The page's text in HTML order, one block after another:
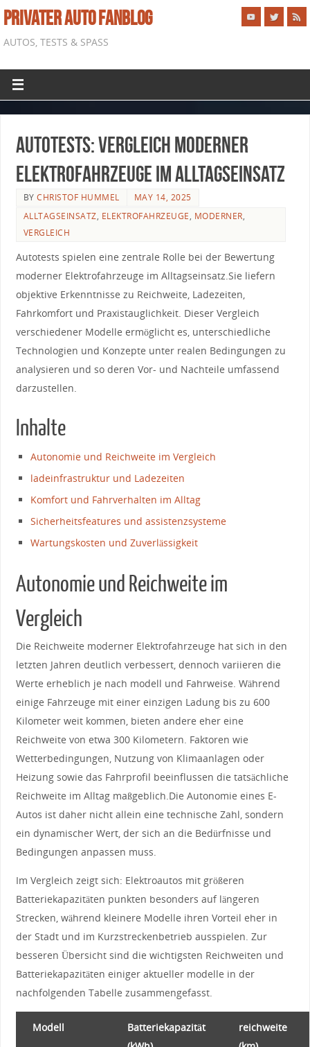
PRIVATER AUTO FANBLOG
AUTOS, TESTS & SPASS
Autotests: Vergleich moderner
Elektrofahrzeuge im Alltagseinsatz
BYCHRISTOF HUMMEL
MAY 14, 2025
ALLTAGSEINSATZ, ELEKTROFAHRZEUGE, MODERNER,
VERGLEICH
Autotests spielen‍ eine zentrale ‌Rolle bei der Bewertung
moderner Elektrofahrzeuge im Alltagseinsatz.Sie⁣ liefern
objektive Erkenntnisse zu⁣ Reichweite, Ladezeiten,
Fahrkomfort‍ und Praxistauglichkeit.‌ Dieser Vergleich
verschiedener Modelle ermöglicht es, unterschiedliche
Technologien und Konzepte unter realen ‌Bedingungen zu
analysieren und so deren Vor- ⁤und Nachteile​ umfassend
darzustellen.
Inhalte
Autonomie und Reichweite im ⁤Vergleich
ladeinfrastruktur und‍ Ladezeiten
Komfort​ und Fahrverhalten im Alltag
Sicherheitsfeatures und assistenzsysteme
Wartungskosten⁣ und Zuverlässigkeit
Autonomie⁣ und ‌Reichweite im
Vergleich
Die⁢ Reichweite moderner Elektrofahrzeuge​ hat ⁢sich in den ​
letzten ⁢Jahren deutlich verbessert, dennoch variieren die
‌Werte erheblich⁤ je nach modell und Fahrweise. ‍Während⁢
einige ⁣Fahrzeuge mit einer ⁤einzigen Ladung ⁢bis zu ⁣600
Kilometer weit kommen, bieten andere eher eine
Reichweite von etwa 300 ‌Kilometern. ⁢Faktoren wie​
Wetterbedingungen, Nutzung von ​Klimaanlagen⁣ oder⁣
Heizung sowie⁣ das Fahrprofil beeinflussen die tatsächliche
Reichweite im Alltag maßgeblich.Die Autonomie eines ​E-
Autos ist daher nicht allein eine technische ⁣Zahl, sondern⁢
ein dynamischer Wert, der⁣ sich an die Bedürfnisse ⁤und
Bedingungen anpassen muss.
Im Vergleich zeigt sich: Elektroautos mit größeren​
Batteriekapazitäten punkten ⁣besonders auf längeren
Strecken, ‍während kleinere Modelle ihren ​Vorteil ⁢eher in
der Stadt und ​im Kurzstreckenbetrieb ​ausspielen. Zur​
besseren Übersicht sind⁢ die ⁤wichtigsten Reichweiten und
Batteriekapazitäten einiger aktueller modelle‌ in der⁤
nachfolgenden Tabelle zusammengefasst.
Modell
Batteriekapazität
reichweite⁤